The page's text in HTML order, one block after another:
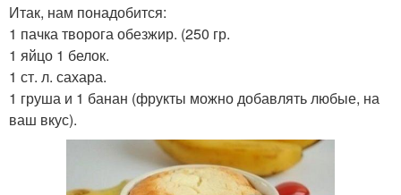
Итак, нам понадобится:
1 пачка творога обезжир. (250 гр.
1 яйцо 1 белок.
1 ст. л. сахара.
1 груша и 1 банан (фрукты можно добавлять любые, на
ваш вкус).